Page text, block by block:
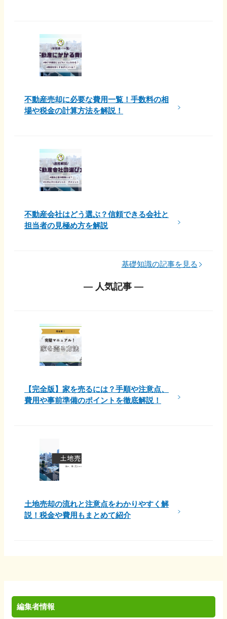
不動産売却に必要な費用一覧！手数料の相
場や税金の計算方法を解説！
不動産会社はどう選ぶ？信頼できる会社と
担当者の見極め方を解説
基礎知識の記事を見る
― 人気記事 ―
【完全版】家を売るには？手順や注意点、
費用や事前準備のポイントを徹底解説！
土地売却の流れと注意点をわかりやすく解
説！税金や費用もまとめて紹介
編集者情報